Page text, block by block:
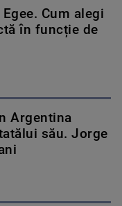
Cum alegi
în funcție de
Argentina
său. Jorge